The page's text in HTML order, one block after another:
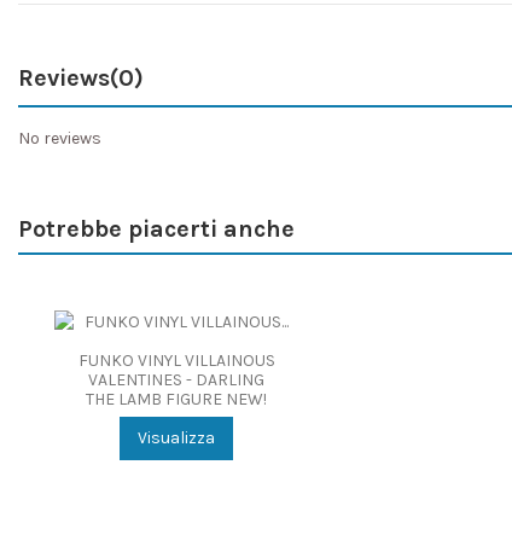
Reviews(0)
No reviews
Potrebbe piacerti anche
FUNKO VINYL VILLAINOUS
VALENTINES - DARLING
THE LAMB FIGURE NEW!
Visualizza